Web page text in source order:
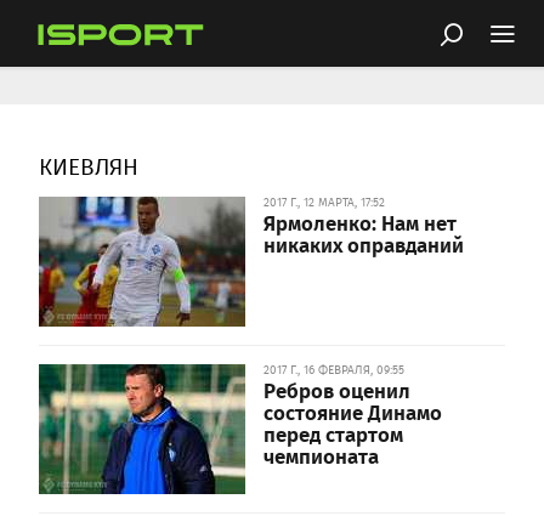
КИЕВЛЯН
2017 Г., 12 МАРТА, 17:52
Ярмоленко: Нам нет
никаких оправданий
2017 Г., 16 ФЕВРАЛЯ, 09:55
Ребров оценил
состояние Динамо
перед стартом
чемпионата